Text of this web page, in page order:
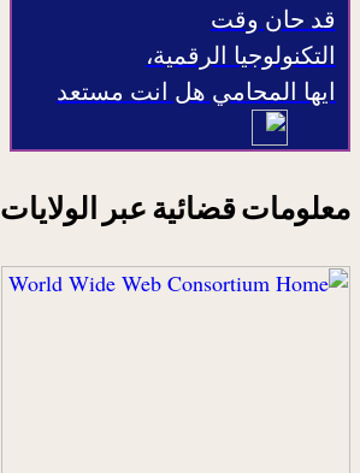
قد حان وقت
التكنولوجيا الرقمية،
ايها المحامي هل انت مستعد
معلومات قضائية عبر الولايات